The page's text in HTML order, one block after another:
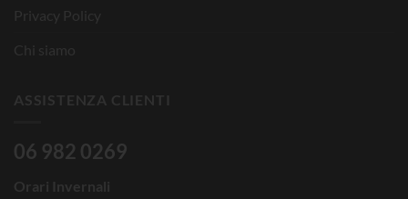
Privacy Policy
Chi siamo
ASSISTENZA CLIENTI
06 982 0269
Orari Invernali